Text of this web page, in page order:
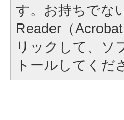
す。お持ちでな
Reader（
リックして、ソ
トールしてくだ